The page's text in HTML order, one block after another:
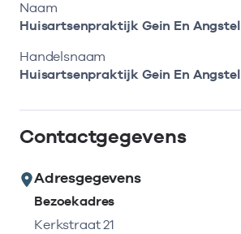
Zoeken in AGB-register
zorgaanbieder of onderneming.
Kortdurende zorg
Langdurige zorg
Gemeentezorgspiegel
Op zoek naar een rapport?
Retourcodezoeker
Bekijk het aanbod
Naar hulp
Naam
Huisartsenpraktijk Gein En Angstel
Handelsnaam
Huisartsenpraktijk Gein En Angstel
Contactgegevens
Adresgegevens
Bezoekadres
Kerkstraat 21